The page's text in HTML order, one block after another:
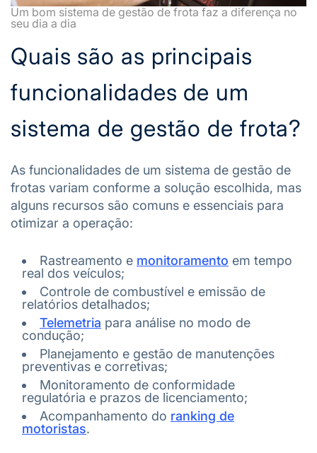
Um bom sistema de gestão de frota faz a diferença no
seu dia a dia
Quais são as principais
funcionalidades de um
sistema de gestão de frota?
As funcionalidades de um sistema de gestão de
frotas variam conforme a solução escolhida, mas
alguns recursos são comuns e essenciais para
otimizar a operação:
Rastreamento e monitoramento em tempo
real dos veículos;
Controle de combustível e emissão de
relatórios detalhados;
Telemetria para análise no modo de
condução;
Planejamento e gestão de manutenções
preventivas e corretivas;
Monitoramento de conformidade
regulatória e prazos de licenciamento;
Acompanhamento do ranking de
motoristas.